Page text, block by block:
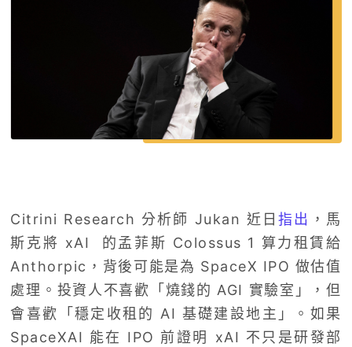
Citrini Research 分析師 Jukan 近日指出 ，馬
斯克將 xAI 的孟菲斯 Colossus 1 算力租賃給
Anthorpic，背後可能是為 SpaceX IPO 做估值
處理。投資人不喜歡「燒錢的 AGI 實驗室」，但
會喜歡「穩定收租的 AI 基礎建設地主」。如果
SpaceXAI 能在 IPO 前證明 xAI 不只是研發部